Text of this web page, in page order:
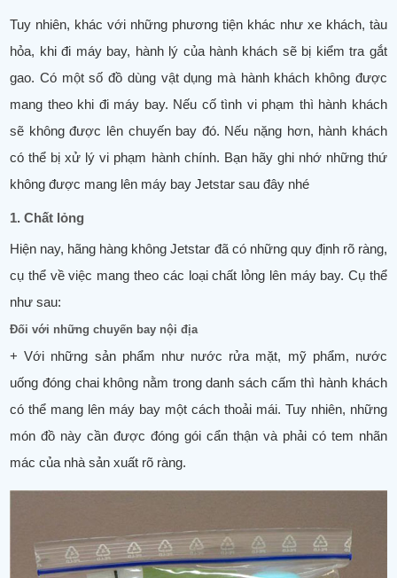
Tuy nhiên, khác với những phương tiện khác như xe khách, tàu
hỏa, khi đi máy bay, hành lý của hành khách sẽ bị kiểm tra gắt
gao. Có một số đồ dùng vật dụng mà hành khách không được
mang theo khi đi máy bay. Nếu cố tình vi phạm thì hành khách
sẽ không được lên chuyến bay đó. Nếu nặng hơn, hành khách
có thể bị xử lý vi phạm hành chính. Bạn hãy ghi nhớ những thứ
không được mang lên máy bay Jetstar sau đây nhé
1. Chất lỏng
Hiện nay, hãng hàng không Jetstar đã có những quy định rõ ràng,
cụ thể về việc mang theo các loại chất lỏng lên máy bay. Cụ thể
như sau:
Đối với những chuyến bay nội địa
+ Với những sản phẩm như nước rửa mặt, mỹ phẩm, nước
uống đóng chai không nằm trong danh sách cấm thì hành khách
có thể mang lên máy bay một cách thoải mái. Tuy nhiên, những
món đồ này cần được đóng gói cẩn thận và phải có tem nhãn
mác của nhà sản xuất rõ ràng.